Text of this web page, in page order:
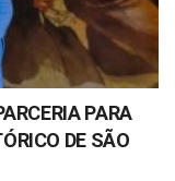
PARA
DE SÃO